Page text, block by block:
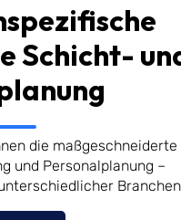
Schicht-
die maßgeschneiderte
und Personalplanung –